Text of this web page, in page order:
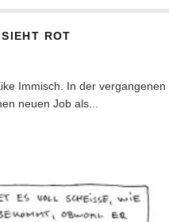
ROT
Immisch. In der vergangenen
neuen Job als